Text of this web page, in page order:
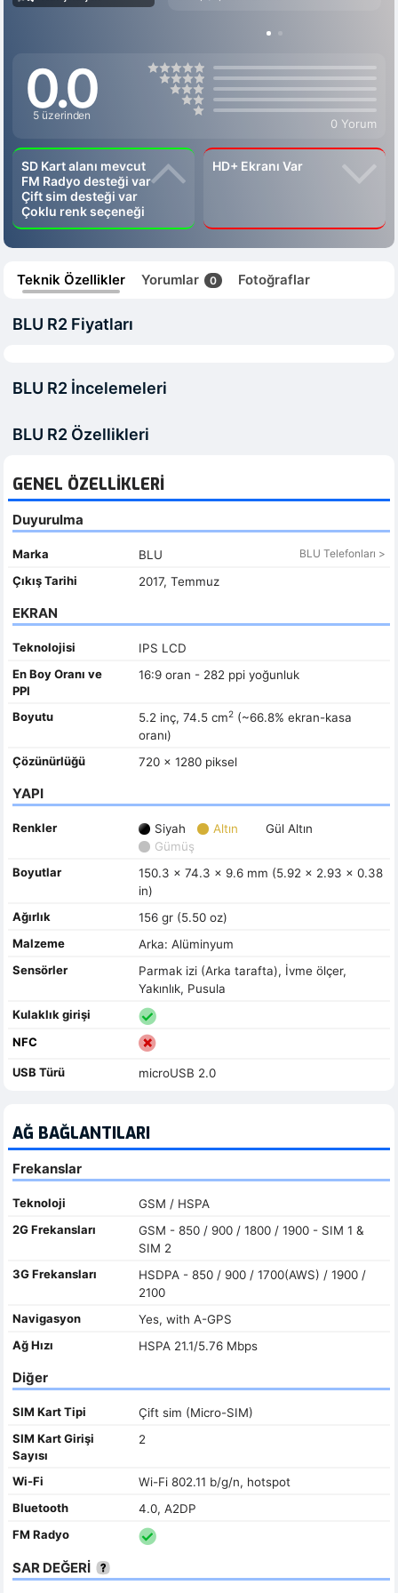
0.0
5 üzerinden
0 Yorum
SD Kart alanı mevcut
FM Radyo desteği var
Çift sim desteği var
Çoklu renk seçeneği
HD+ Ekranı Var
Teknik Özellikler Yorumlar 0 Fotoğraflar
BLU R2 Fiyatları
BLU R2 İncelemeleri
BLU R2 Özellikleri
GENEL ÖZELLIKLERI
Duyurulma
Marka BLU BLU Telefonları >
Çıkış Tarihi 2017, Temmuz
EKRAN
Teknolojisi
IPS LCD
En Boy Oranı ve
PPI
16:9 oran - 282 ppi yoğunluk
Boyutu 5.2 inç, 74.5 cm2(~66.8% ekran-kasa
oranı)
Çözünürlüğü
720 x 1280 piksel
YAPI
Renkler Siyah Altın
Gül Altın
Gümüş
Boyutlar
150.3 x 74.3 x 9.6 mm (5.92 x 2.93 x 0.38
in)
Ağırlık
156 gr (5.50 oz)
Malzeme
Arka: Alüminyum
Sensörler
Parmak izi (Arka tarafta), İvme ölçer,
Yakınlık, Pusula
Kulaklık girişi
NFC
USB Türü microUSB 2.0
AĞ BAĞLANTILARI
Frekanslar
Teknoloji
GSM / HSPA
2G Frekansları
GSM - 850 / 900 / 1800 / 1900 - SIM 1 &
SIM 2
3G Frekansları
HSDPA - 850 / 900 / 1700(AWS) / 1900 /
2100
Navigasyon
Yes, with A-GPS
Ağ Hızı
HSPA 21.1/5.76 Mbps
Diğer
SIM Kart Tipi
Çift sim (Micro-SIM)
SIM Kart Girişi
Sayısı
2
Wi-Fi
Wi-Fi 802.11 b/g/n, hotspot
Bluetooth
4.0, A2DP
FM Radyo
SAR DEĞERİ